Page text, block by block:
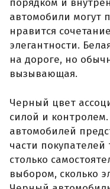
автомобили могут
нравится
элегантности.
на дороге, но
вызывающая.
Черный цвет
силой и контролем.
автомобилей
части покупателей
столько
выбором, сколько